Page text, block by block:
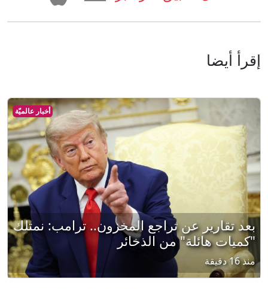
إقرأ أيضا
أخبار عالميّة
بعد تقارير عن تراجع المخزون.. ترامب: نمتلك
"كميات هائلة" من الذخائر
منذ 16 دقيقة